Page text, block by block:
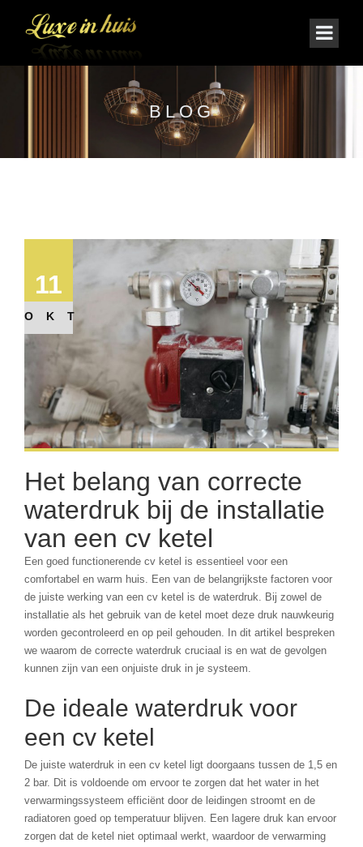
BLOG
11
OKT
Het belang van correcte
waterdruk bij de installatie
van een cv ketel
Een goed functionerende cv ketel is essentieel voor een
comfortabel en warm huis. Een van de belangrijkste factoren voor
de juiste werking van een cv ketel is de waterdruk. Bij zowel de
installatie als het gebruik van de ketel moet deze druk nauwkeurig
worden gecontroleerd en op peil gehouden. In dit artikel bespreken
we waarom de correcte waterdruk cruciaal is en wat de gevolgen
kunnen zijn van een onjuiste druk in je systeem.
De ideale waterdruk voor
een cv ketel
De juiste waterdruk in een cv ketel ligt doorgaans tussen de 1,5 en
2 bar. Dit is voldoende om ervoor te zorgen dat het water in het
verwarmingssysteem efficiënt door de leidingen stroomt en de
radiatoren goed op temperatuur blijven. Een lagere druk kan ervoor
zorgen dat de ketel niet optimaal werkt, waardoor de verwarming